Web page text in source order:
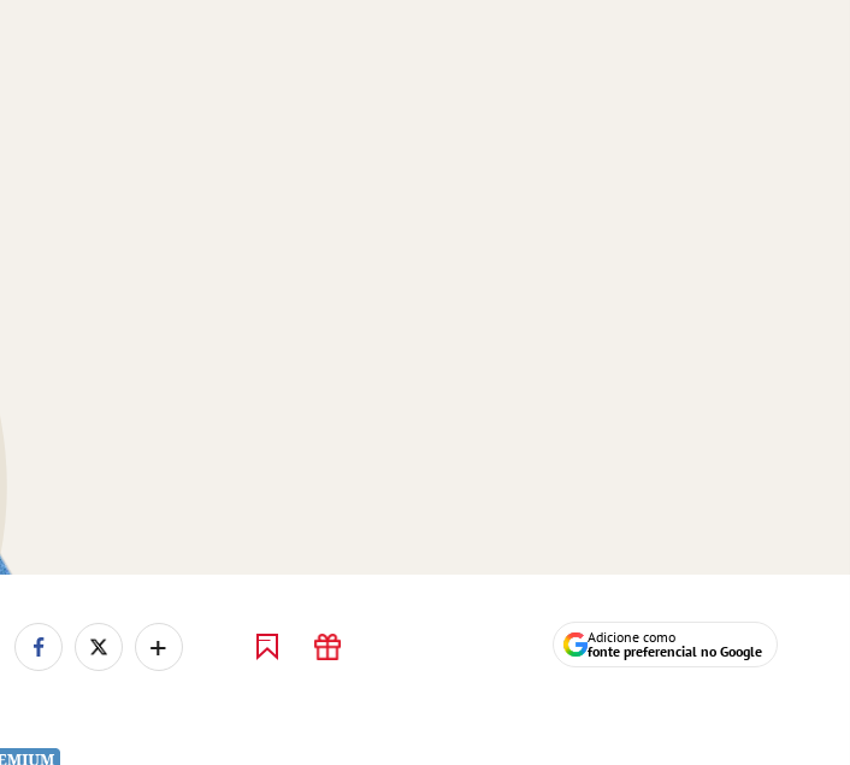
Adicione como
fonte preferencial no Google
+